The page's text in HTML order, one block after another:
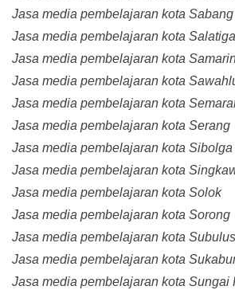
Jasa media pembelajaran kota Sabang
Jasa media pembelajaran kota Salatiga
Jasa media pembelajaran kota
Jasa media pembelajaran kota
Jasa media pembelajaran kota
Jasa media pembelajaran kota Serang
Jasa media pembelajaran kota Sibolga
Jasa media pembelajaran kota
Jasa media pembelajaran kota Solok
Jasa media pembelajaran kota Sorong
Jasa media pembelajaran kota
Jasa media pembelajaran kota
Jasa media pembelajaran kota Sungai